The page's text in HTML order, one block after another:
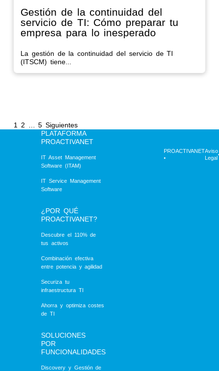
Gestión de la continuidad del
servicio de TI: Cómo preparar tu
empresa para lo inesperado
La gestión de la continuidad del servicio de TI
(ITSCM) tiene...
Paginación
1 2 5 Siguientes
PLATAFORMA
PROACTIVANET
IT Asset Management
Software (ITAM)
IT Service Management
Software
¿POR QUÉ
PROACTIVANET?
Descubre el 110% de
tus activos
Combinación efectiva
entre potencia y agilidad
Securiza tu
infraestructura TI
Ahorra y optimiza costes
de TI
SOLUCIONES
POR
FUNCIONALIDADES
Discovery y Gestión de
PROACTIVANET
•
Aviso
Legal